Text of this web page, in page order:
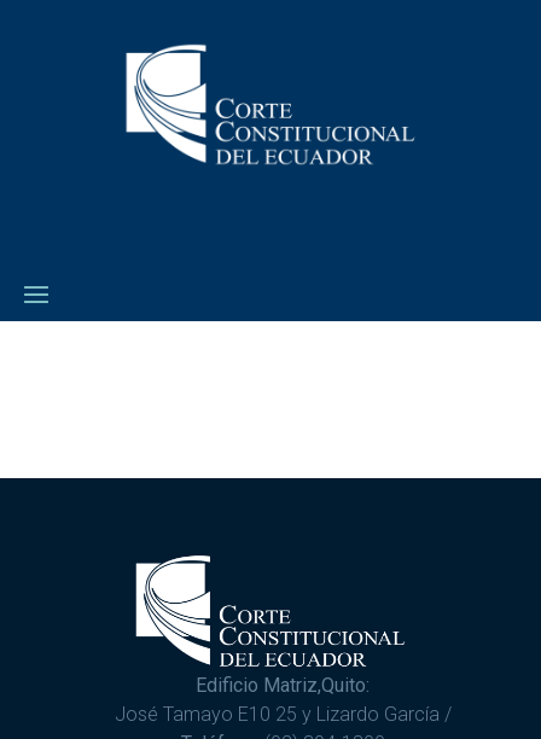
Edificio Matriz,Quito:
José Tamayo E10 25 y Lizardo García /